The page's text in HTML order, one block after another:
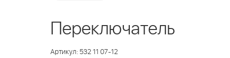
Переключатель
Артикул: 532 11 07-12